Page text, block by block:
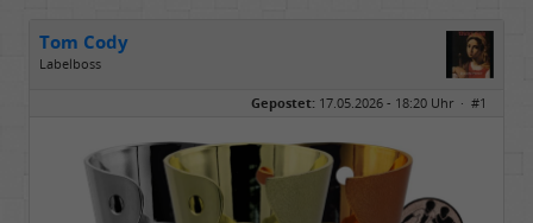
Tom Cody
Labelboss
53888
Dabei seit:
11 / 2006
Gepostet: 17.05.2026 - 18:20 Uhr · #1